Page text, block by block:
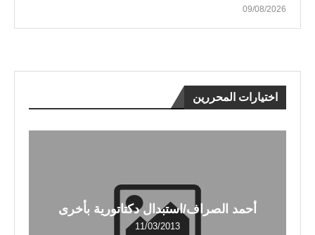
09/08/2026
اختيارات المحررين
أحمد الصراف/استبدال دكتاتورية بأخرى
11/03/2013